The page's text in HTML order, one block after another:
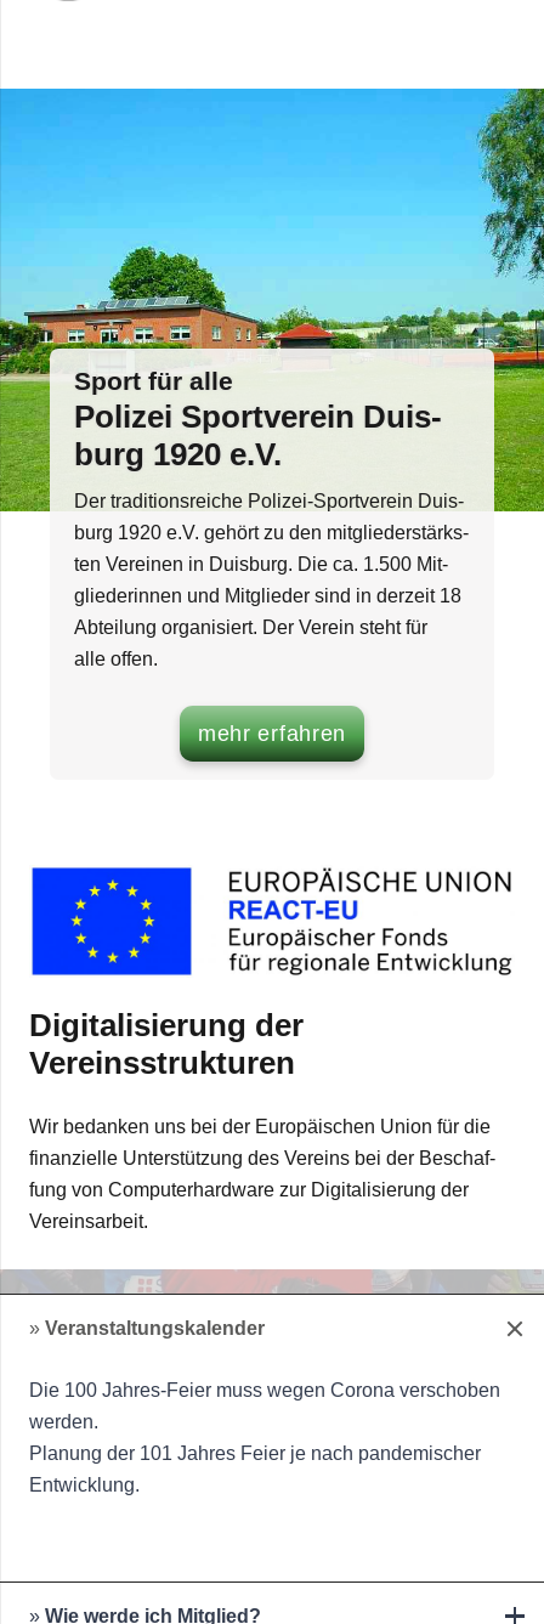
Sport für alle
Poli­zei Sport­ver­ein Duis­
burg 1920 e.V.
Der tra­di­ti­ons­rei­che Poli­­zei-Spor­t­­ver­­ein Duis­
burg 1920 e.V. gehört zu den mit­glie­der­stärks­
ten Ver­ei­nen in Duis­burg. Die ca. 1.500 Mit­
glie­de­rin­nen und Mit­glie­der sind in der­zeit 18
Abtei­lung orga­ni­siert. Der Ver­ein steht für
alle offen.
mehr erfah­ren
Digi­ta­li­sie­rung der
Vereinsstrukturen
Wir bedan­ken uns bei der Euro­päi­schen Union für die
finan­zi­elle Unter­stüt­zung des Ver­eins bei der Beschaf­
fung von Com­pu­ter­hard­ware zur Digi­ta­li­sie­rung der
Vereinsarbeit.
» Veranstaltungskalender
Die 100 Jah­­res-Feier muss wegen Corona ver­scho­ben
werden.
Pla­nung der 101 Jah­res Feier je nach pan­de­mi­scher
Entwicklung.
» Wie werde ich Mitglied?